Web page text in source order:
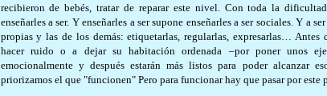
recibieron de bebés, tratar de reparar este nivel. Con toda la
enseñarles a ser. Y enseñarles a ser supone enseñarles a ser sociales. Y a
propias y las de los demás: etiquetarlas, regularlas, expresarlas… Antes
hacer ruido o a dejar su habitación ordenada –por poner unos
emocionalmente y después estarán más listos para poder alcanzar
priorizamos el que "funcionen" Pero para funcionar hay que pasar por este